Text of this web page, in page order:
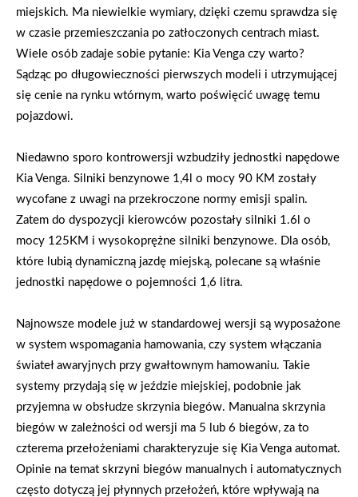
miejskich. Ma niewielkie wymiary, dzięki czemu sprawdza się
w czasie przemieszczania po zatłoczonych centrach miast.
Wiele osób zadaje sobie pytanie: Kia Venga czy warto?
Sądząc po długowieczności pierwszych modeli i utrzymującej
się cenie na rynku wtórnym, warto poświęcić uwagę temu
pojazdowi.
Niedawno sporo kontrowersji wzbudziły jednostki napędowe
Kia Venga. Silniki benzynowe 1,4l o mocy 90 KM zostały
wycofane z uwagi na przekroczone normy emisji spalin.
Zatem do dyspozycji kierowców pozostały silniki 1.6l o
mocy 125KM i wysokoprężne silniki benzynowe. Dla osób,
które lubią dynamiczną jazdę miejską, polecane są właśnie
jednostki napędowe o pojemności 1,6 litra.
Najnowsze modele już w standardowej wersji są wyposażone
w system wspomagania hamowania, czy system włączania
świateł awaryjnych przy gwałtownym hamowaniu. Takie
systemy przydają się w jeździe miejskiej, podobnie jak
przyjemna w obsłudze skrzynia biegów. Manualna skrzynia
biegów w zależności od wersji ma 5 lub 6 biegów, za to
czterema przełożeniami charakteryzuje się Kia Venga automat.
Opinie na temat skrzyni biegów manualnych i automatycznych
często dotyczą jej płynnych przełożeń, które wpływają na